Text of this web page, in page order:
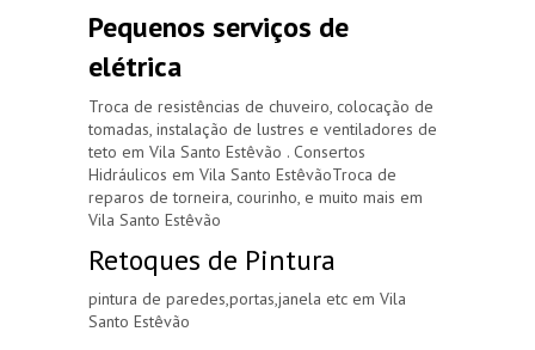
Pequenos serviços de
elétrica
Troca de resistências de chuveiro, colocação de
tomadas, instalação de lustres e ventiladores de
teto em Vila Santo Estêvão . Consertos
Hidráulicos em Vila Santo EstêvãoTroca de
reparos de torneira, courinho, e muito mais em
Vila Santo Estêvão
Retoques de Pintura
pintura de paredes,portas,janela etc em Vila
Santo Estêvão